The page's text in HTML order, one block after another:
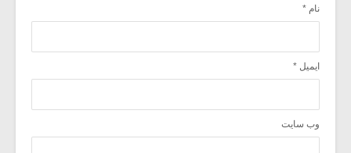
نام *
ایمیل *
وب‌ سایت